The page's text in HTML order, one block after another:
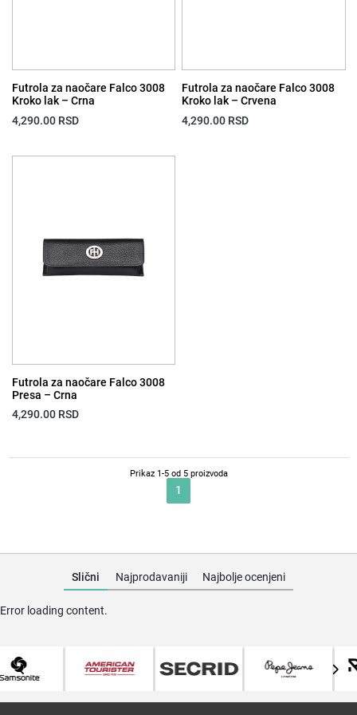
Futrola za naočare Falco 3008
Kroko lak – Crna
4,290.00 RSD
Futrola za naočare Falco 3008
Kroko lak – Crvena
4,290.00 RSD
Futrola za naočare Falco 3008
Presa – Crna
4,290.00 RSD
Prikaz 1-5 od 5 proizvoda
1
Slični Najprodavaniji Najbolje ocenjeni
Error loading content.